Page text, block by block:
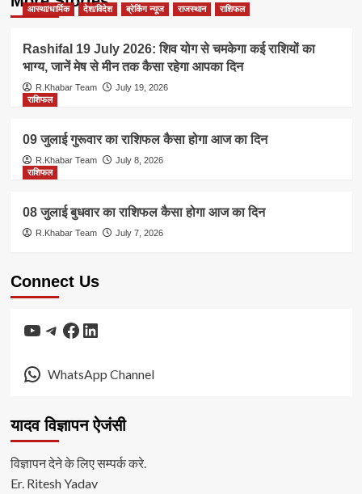
आस्था/धार्मिक देश/विदेश ब्रेकिंग न्यूज राजस्थान राशिफल
Rashifal 19 July 2026: शिव योग से चमकेगा कई राशियों का
भाग्य, जानें मेष से मीन तक कैसा रहेगा आपका दिन
R.Khabar Team
July 19, 2026
राशिफल
09 जुलाई गुरूवार का राशिफल कैसा होगा आज का दिन
R.Khabar Team
July 8, 2026
राशिफल
08 जुलाई बुधवार का राशिफल कैसा होगा आज का दिन
R.Khabar Team July 7, 2026
Connect Us
YouTube
Telegram
Facebook
LinkedIn
WhatsApp Channel
यादव विज्ञापन ऐजंसी
विज्ञापन देने के लिए सम्पर्क करे.
Er. Ritesh Yadav